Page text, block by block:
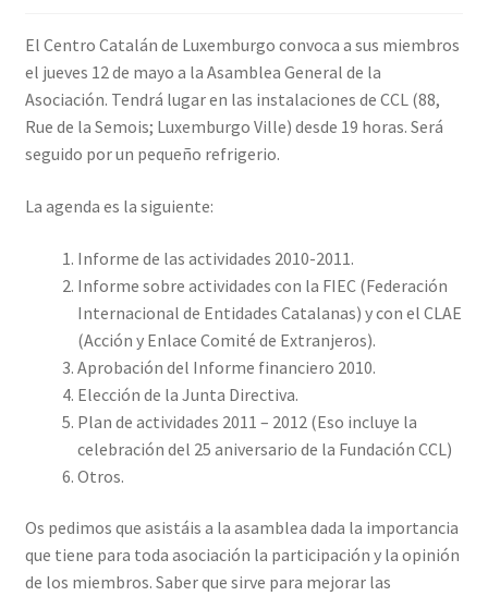
INICIAR SESIÓN
El Centro Catalán de Luxemburgo convoca a sus miembros
el jueves 12 de mayo a la Asamblea General de la
Asociación. Tendrá lugar en las instalaciones de CCL (88,
Rue de la Semois; Luxemburgo Ville) desde 19 horas. Será
seguido por un pequeño refrigerio.
La agenda es la siguiente:
Informe de las actividades 2010-2011.
Informe sobre actividades con la FIEC (Federación
Internacional de Entidades Catalanas) y con el CLAE
(Acción y Enlace Comité de Extranjeros).
Aprobación del Informe financiero 2010.
Elección de la Junta Directiva.
Plan de actividades 2011 – 2012 (Eso incluye la
celebración del 25 aniversario de la Fundación CCL)
Otros.
Os pedimos que asistáis a la asamblea dada la importancia
que tiene para toda asociación la participación y la opinión
de los miembros. Saber que sirve para mejorar las